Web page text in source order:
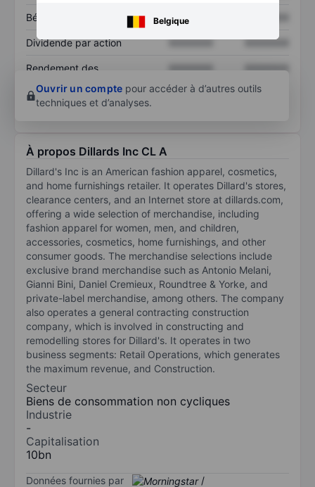
Belgique
Bénéfice par action XXXXXXX
Dividende par action XXXXXXX XXXXXXX
Rendement des
XXXXXXX
XXXXXXX
Ouvrir un compte pour accéder à d’autres outils
techniques et d’analyses.
À propos Dillards Inc CL A
Dillard's Inc is an American fashion apparel, cosmetics,
and home furnishings retailer. It operates Dillard's stores,
clearance centers, and an Internet store at dillards.com,
offering a wide selection of merchandise, including
fashion apparel for women, men, and children,
accessories, cosmetics, home furnishings, and other
consumer goods. The merchandise selections include
exclusive brand merchandise such as Antonio Melani,
Gianni Bini, Daniel Cremieux, Roundtree & Yorke, and
private-label merchandise, among others. The company
also operates a general contracting construction
company, which is involved in constructing and
remodelling stores for Dillard's. It operates in two
business segments: Retail Operations, which generates
the maximum revenue, and Construction.
Secteur
Biens de consommation non cycliques
Industrie
-
Capitalisation
10bn
Données fournies par /